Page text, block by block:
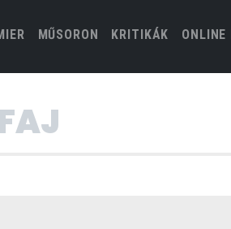
MŰSORON KRITIKÁK ONLINE